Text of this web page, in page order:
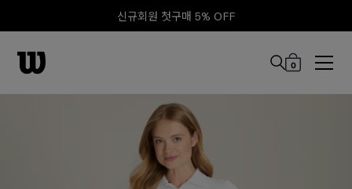
신규회원 첫구매 5% OFF
0